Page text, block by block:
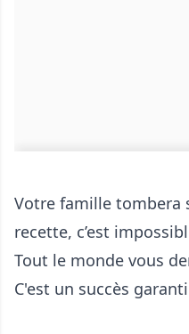
Votre famille tombera
recette, c’est
Tout le monde vous
C'est un succès